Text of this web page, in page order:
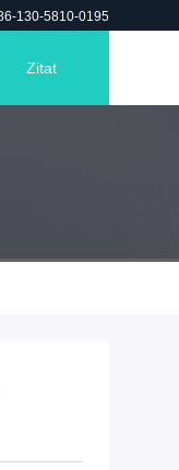
130-5810-0195
Zitat